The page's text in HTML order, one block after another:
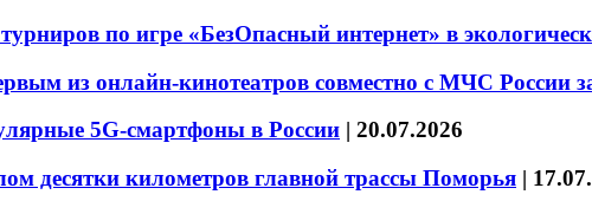
по игре «БезОпасный интернет» в
из онлайн-кинотеатров совместно с МЧС России
5G-смартфоны в России | 20.07.2026
десятки километров главной трассы Поморья |